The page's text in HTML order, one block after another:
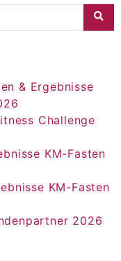
& Ergebnisse
Challenge
KM-Fasten
KM-Fasten
2026